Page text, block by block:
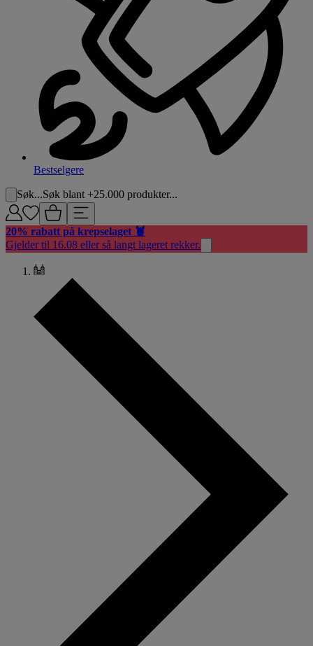
Bestselgere
Søk...Søk blant +25.000 produkter...
20% rabatt på krepselaget 🦞
Gjelder til 16.08 eller så langt lageret rekker.